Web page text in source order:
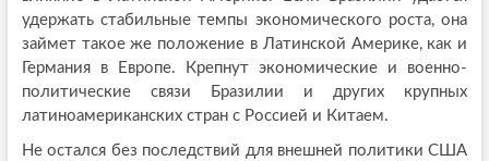
удержать стабильные темпы экономического роста, она
займет такое же положение в Латинской Америке, как и
Германия в Европе. Крепнут экономические и военно-
политические связи Бразилии и других крупных
латиноамериканских стран с Россией и Китаем.
Не остался без последствий для внешней политики США